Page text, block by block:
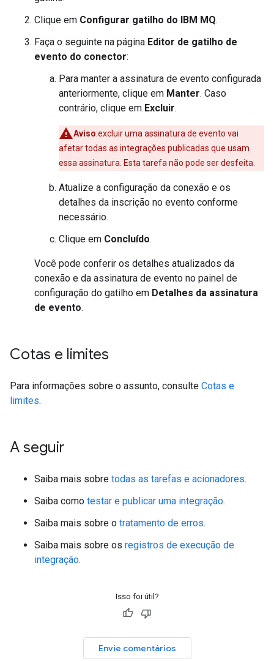
Clique em Configurar gatilho do IBM MQ.
Faça o seguinte na página Editor de gatilho de
evento do conector:
Para manter a assinatura de evento configurada
anteriormente, clique em Manter. Caso
contrário, clique em Excluir.
Aviso:excluir uma assinatura de evento vai
afetar todas as integrações publicadas que usam
essa assinatura. Esta tarefa não pode ser desfeita.
Atualize a configuração da conexão e os
detalhes da inscrição no evento conforme
necessário.
Clique em Concluído.
Você pode conferir os detalhes atualizados da
conexão e da assinatura de evento no painel de
configuração do gatilho em Detalhes da assinatura
de evento.
Cotas e limites
Para informações sobre o assunto, consulte Cotas e
limites.
A seguir
Saiba mais sobre todas as tarefas e acionadores.
Saiba como testar e publicar uma integração.
Saiba mais sobre o tratamento de erros.
Saiba mais sobre os registros de execução de
integração.
Isso foi útil?
Envie comentários